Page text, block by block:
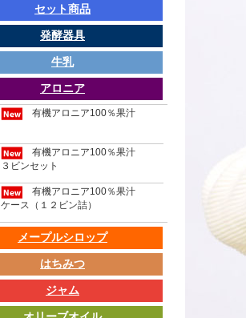
セット商品
発酵器具
牛乳
アロニア
有機アロニア100％果汁
有機アロニア100％果汁
３ビンセット
有機アロニア100％果汁
ケース（１２ビン詰）
メープルシロップ
はちみつ
ジャム